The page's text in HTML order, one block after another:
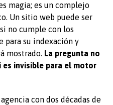
magia; es un complejo
Un sitio web puede ser
no cumple con los
para su indexación y
mostrado. La pregunta no
es invisible para el motor
con dos décadas de